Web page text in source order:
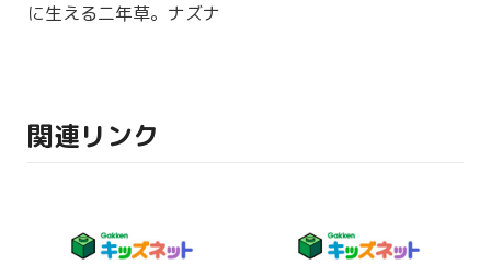
に生える二年草。ナズナ
関連リンク